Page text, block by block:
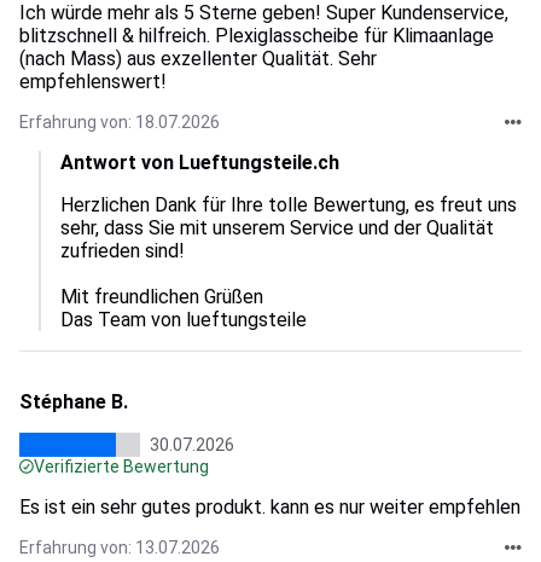
Ich würde mehr als 5 Sterne geben! Super Kundenservice,
blitzschnell & hilfreich. Plexiglasscheibe für Klimaanlage
(nach Mass) aus exzellenter Qualität. Sehr
empfehlenswert!
Erfahrung von: 18.07.2026
Antwort von Lueftungsteile.ch
Herzlichen Dank für Ihre tolle Bewertung, es freut uns
sehr, dass Sie mit unserem Service und der Qualität
zufrieden sind!
Mit freundlichen Grüßen
Das Team von lueftungsteile
Stéphane B.
30.07.2026
Verifizierte Bewertung
Es ist ein sehr gutes produkt. kann es nur weiter empfehlen
Erfahrung von: 13.07.2026